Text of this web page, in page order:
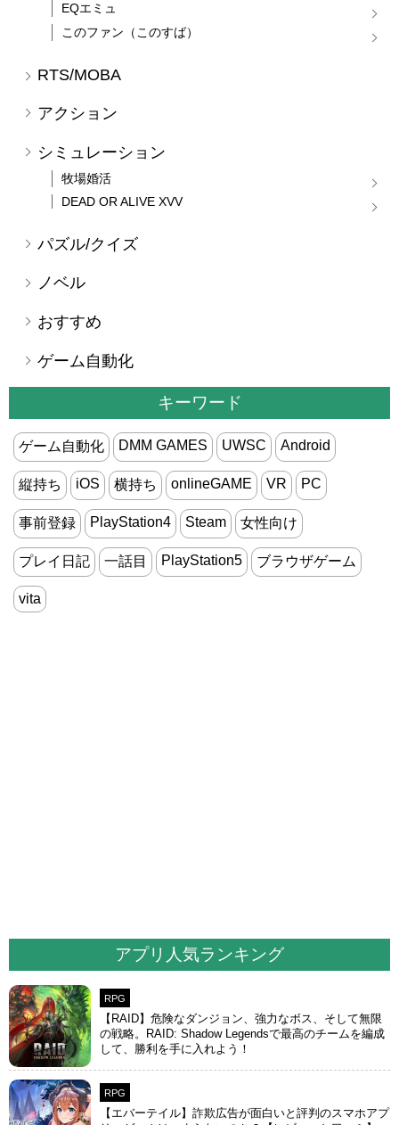
EQエミュ
このファン（このすば）
RTS/MOBA
アクション
シミュレーション
牧場婚活
DEAD OR ALIVE XVV
パズル/クイズ
ノベル
おすすめ
ゲーム自動化
キーワード
ゲーム自動化 DMM GAMES UWSC Android
縦持ち iOS 横持ち onlineGAME VR PC
事前登録 PlayStation4 Steam 女性向け
プレイ日記 一話目 PlayStation5 ブラウザゲーム
vita
アプリ人気ランキング
RPG
【RAID】危険なダンジョン、強力なボス、そして無限
の戦略。RAID: Shadow Legendsで最高のチームを編成
して、勝利を手に入れよう！
RPG
【エバーテイル】詐欺広告が面白いと評判のスマホアプ